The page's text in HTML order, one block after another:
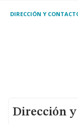
DIRECCIÓN Y
Dirección